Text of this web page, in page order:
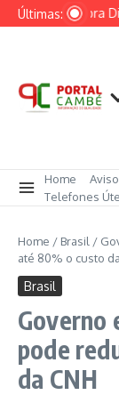
Ir para o conteúdo
Últimas:
AGU cobra
Home
Telefones
Home / Brasil /
até 80% o custo
Brasil
Governo
pode
da CNH